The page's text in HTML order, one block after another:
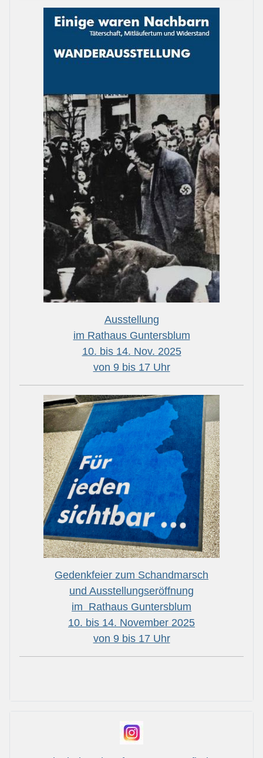
Ausstellung
im Rathaus Guntersblum
10. bis 14. Nov. 2025
von 9 bis 17 Uhr
Gedenkfeier zum Schandmarsch
und Ausstellungseröffnung
im Rathaus Guntersblum
10. bis 14. November 2025
von 9 bis 17 Uhr